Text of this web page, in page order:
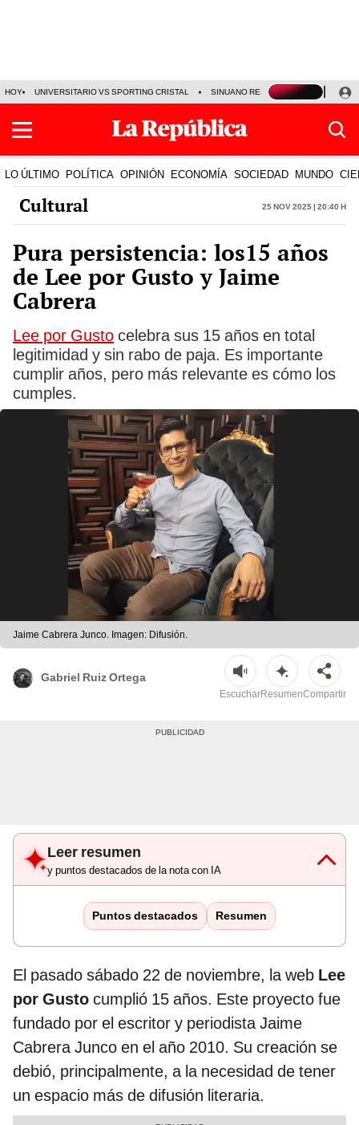
HOY UNIVERSITARIO VS SPORTING CRISTAL SINUANO RESULTADOS HOY
LO ÚLTIMO POLÍTICA OPINIÓN ECONOMÍA SOCIEDAD MUNDO
Cultural 25 Nov 2025 | 20:40 h
Pura persistencia: los15 años
de Lee por Gusto y Jaime
Cabrera
Lee por Gusto celebra sus 15 años en total
legitimidad y sin rabo de paja. Es importante
cumplir años, pero más relevante es cómo los
cumples.
Jaime Cabrera Junco. Imagen: Difusión.
Gabriel Ruiz Ortega
EscucharResumenCompartir
Leer resumen
y puntos destacados de la nota con IA
Puntos destacados Resumen
El pasado sábado 22 de noviembre, la web Lee
por Gusto cumplió 15 años. Este proyecto fue
fundado por el escritor y periodista Jaime
Cabrera Junco en el año 2010. Su creación se
debió, principalmente, a la necesidad de tener
un espacio más de difusión literaria.